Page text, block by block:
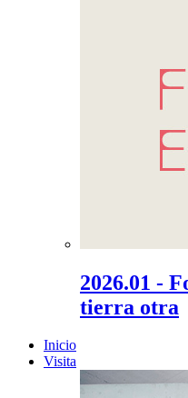
2026.01 -
tierra otra
Inicio
Visita